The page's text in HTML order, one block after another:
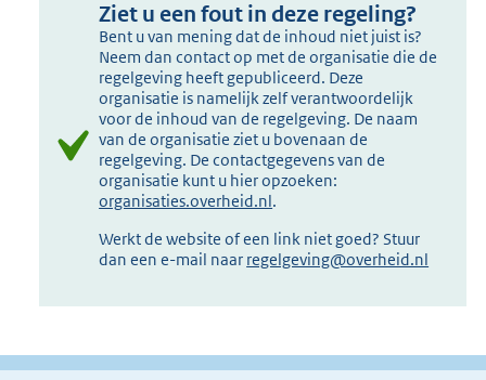
Ziet u een fout in deze regeling?
Bent u van mening dat de inhoud niet juist is?
Neem dan contact op met de organisatie die de
regelgeving heeft gepubliceerd. Deze
organisatie is namelijk zelf verantwoordelijk
voor de inhoud van de regelgeving. De naam
van de organisatie ziet u bovenaan de
regelgeving. De contactgegevens van de
organisatie kunt u hier opzoeken:
organisaties.overheid.nl.
Werkt de website of een link niet goed? Stuur
dan een e-mail naar regelgeving@overheid.nl